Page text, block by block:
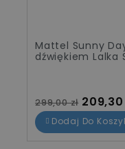
Mattel Sunny
dźwiękiem Lalka
Cena
299,00 zł Cena
209,30
Dodaj Do